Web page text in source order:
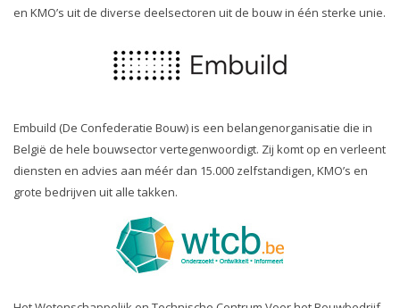
en KMO’s uit de diverse deelsectoren uit de bouw in één sterke unie.
Embuild (De Confederatie Bouw) is een belangenorganisatie die in
België de hele bouwsector vertegenwoordigt. Zij komt op en verleent
diensten en advies aan méér dan 15.000 zelfstandigen, KMO’s en
grote bedrijven uit alle takken.